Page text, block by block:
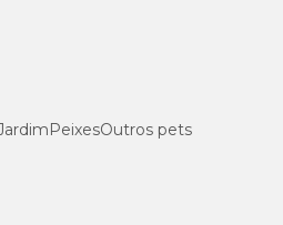
PeixesOutros pets